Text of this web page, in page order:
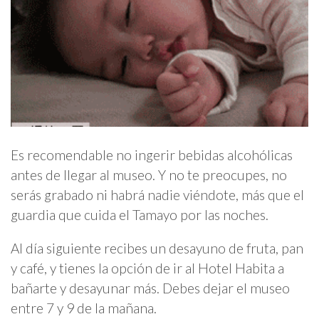
Es recomendable no ingerir bebidas alcohólicas
antes de llegar al museo. Y no te preocupes, no
serás grabado ni habrá nadie viéndote, más que el
guardia que cuida el Tamayo por las noches.
Al día siguiente recibes un desayuno de fruta, pan
y café, y tienes la opción de ir al Hotel Habita a
bañarte y desayunar más. Debes dejar el museo
entre 7 y 9 de la mañana.